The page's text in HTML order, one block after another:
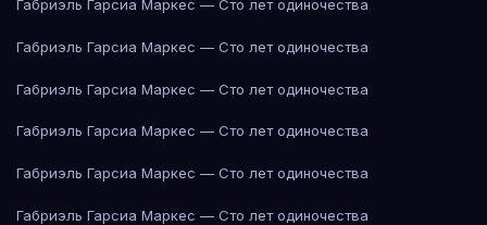
Габриэль Гарсиа Маркес — Сто лет одиночества
Габриэль Гарсиа Маркес — Сто лет одиночества
Габриэль Гарсиа Маркес — Сто лет одиночества
Габриэль Гарсиа Маркес — Сто лет одиночества
Габриэль Гарсиа Маркес — Сто лет одиночества
Габриэль Гарсиа Маркес — Сто лет одиночества